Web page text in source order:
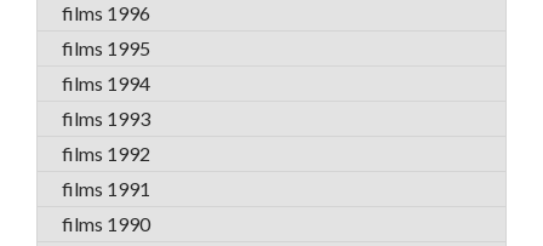
films 1996
films 1995
films 1994
films 1993
films 1992
films 1991
films 1990